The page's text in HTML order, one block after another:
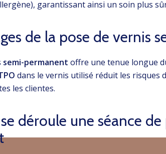
garantissant ainsi un soin plus
de la pose de vernis
semi-permanent offre une tenue longue
dans le vernis utilisé réduit les risques
les clientes.
déroule une séance